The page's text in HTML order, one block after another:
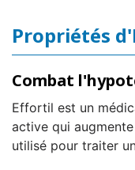
Propriétés
Combat
Effortil est un
active qui
utilisé pour traiter